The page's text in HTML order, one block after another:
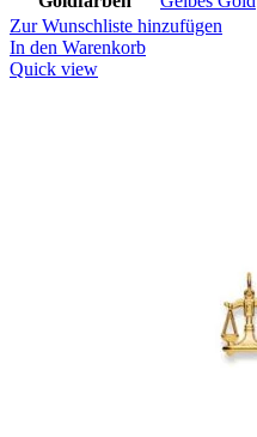
Zur Wunschliste hinzufügen
In den Warenkorb
Quick view